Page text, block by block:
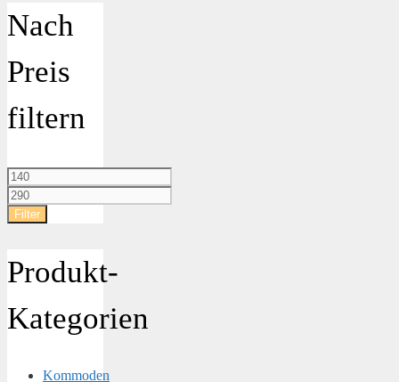
Nach
Preis
filtern
Min.
Preis
Max.
Preis
Filter
Produkt-
Kategorien
Kommoden